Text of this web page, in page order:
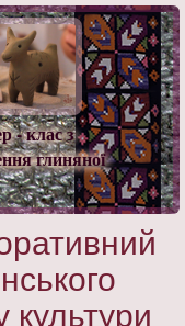
- клас з
глиняної